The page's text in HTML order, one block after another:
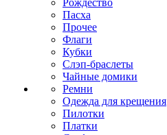
Рождество
Пасха
Прочее
Флаги
Кубки
Слэп-браслеты
Чайные домики
Ремни
Одежда для крещения
Пилотки
Платки